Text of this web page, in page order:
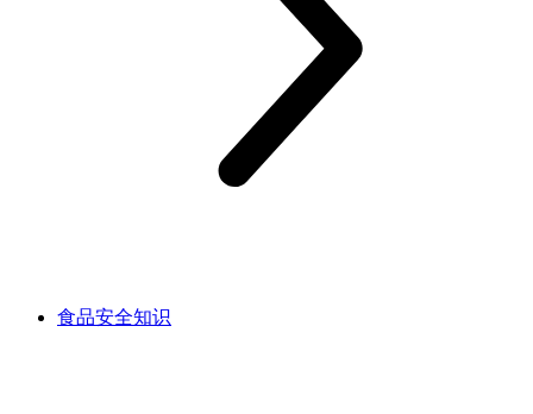
食品安全知识